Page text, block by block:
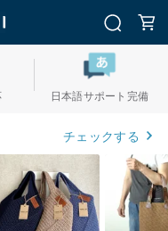
日本語サポート完備
チェックする